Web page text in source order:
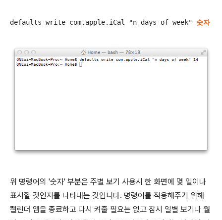
defaults write com.apple.iCal "n days of week" 숫자
위 명령어의 '숫자' 부분은 주별 보기 사용시 한 화면에 몇 일이나
표시할 것인지를 나타내는 것입니다. 명령어를 적용해주기 위해
캘린더 앱을 종료하고 다시 켜줄 필요는 없고 잠시 일별 보기나 월